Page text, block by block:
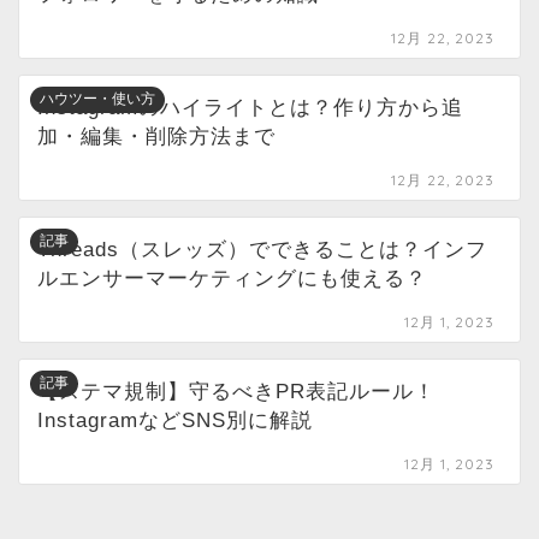
12月 22, 2023
ハウツー・使い方
Instagramのハイライトとは？作り方から追
加・編集・削除方法まで
12月 22, 2023
記事
Threads（スレッズ）でできることは？インフ
ルエンサーマーケティングにも使える？
12月 1, 2023
記事
【ステマ規制】守るべきPR表記ルール！
InstagramなどSNS別に解説
12月 1, 2023